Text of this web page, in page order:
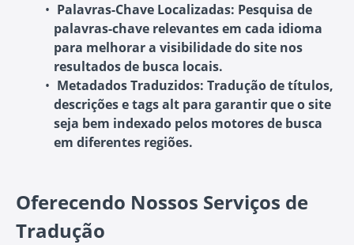
Palavras-Chave Localizadas: Pesquisa de
palavras-chave relevantes em cada idioma
para melhorar a visibilidade do site nos
resultados de busca locais.
Metadados Traduzidos: Tradução de títulos,
descrições e tags alt para garantir que o site
seja bem indexado pelos motores de busca
em diferentes regiões.
Oferecendo Nossos Serviços de
Tradução